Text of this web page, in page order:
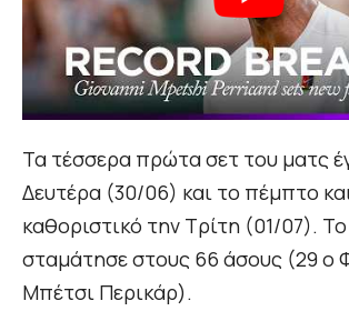
Τα τέσσερα πρώτα σετ του ματς
Δευτέρα (30/06) και το πέμπτο
καθοριστικό την Τρίτη (01/07).
σταμάτησε στους 66 άσους (29 ο
Μπέτσι Περικάρ).